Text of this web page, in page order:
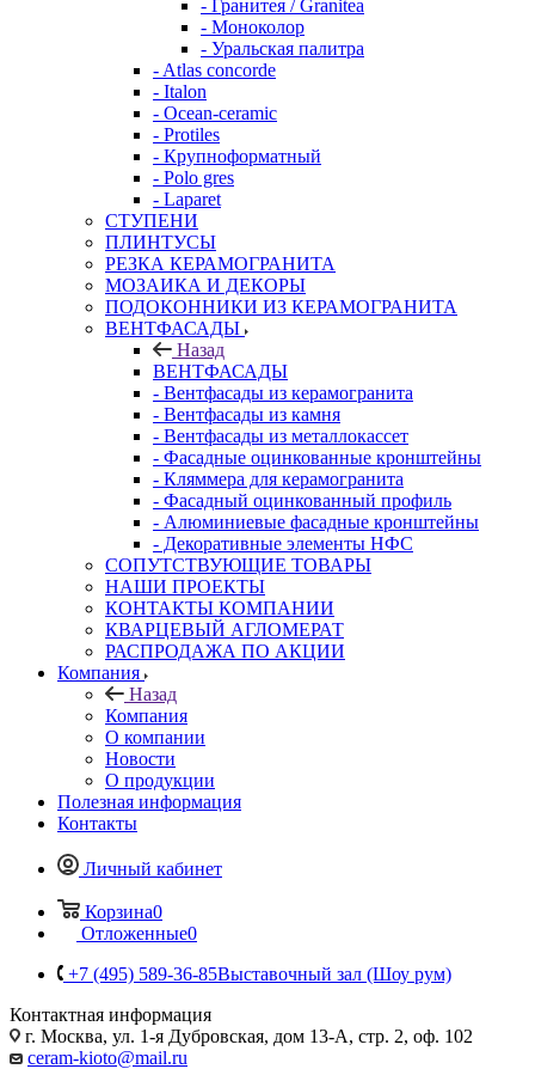
- Гранитея / Granitea
- Моноколор
- Уральская палитра
- Atlas concorde
- Italon
- Ocean-ceramic
- Protiles
- Крупноформатный
- Polo gres
- Laparet
СТУПЕНИ
ПЛИНТУСЫ
РЕЗКА КЕРАМОГРАНИТА
МОЗАИКА И ДЕКОРЫ
ПОДОКОННИКИ ИЗ КЕРАМОГРАНИТА
ВЕНТФАСАДЫ
Назад
ВЕНТФАСАДЫ
- Вентфасады из керамогранита
- Вентфасады из камня
- Вентфасады из металлокассет
- Фасадные оцинкованные кронштейны
- Кляммера для керамогранита
- Фасадный оцинкованный профиль
- Алюминиевые фасадные кронштейны
- Декоративные элементы НФС
СОПУТСТВУЮЩИЕ ТОВАРЫ
НАШИ ПРОЕКТЫ
КОНТАКТЫ КОМПАНИИ
КВАРЦЕВЫЙ АГЛОМЕРАТ
РАСПРОДАЖА ПО АКЦИИ
Компания
Назад
Компания
О компании
Новости
О продукции
Полезная информация
Контакты
Личный кабинет
Корзина0
Отложенные0
+7 (495) 589-36-85Выставочный зал (Шоу рум)
Контактная информация
г. Москва, ул. 1-я Дубровская, дом 13-А, стр. 2, оф. 102
ceram-kioto@mail.ru